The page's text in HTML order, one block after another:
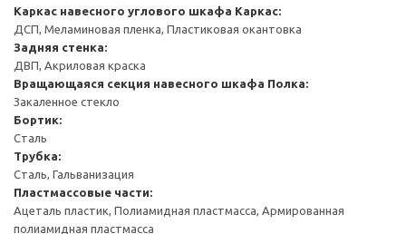
Каркас навесного углового шкафа Каркас:
ДСП, Меламиновая пленка, Пластиковая окантовка
Задняя стенка:
ДВП, Акриловая краска
Вращающаяся секция навесного шкафа Полка:
Закаленное стекло
Бортик:
Сталь
Трубка:
Сталь, Гальванизация
Пластмассовые части:
Ацеталь пластик, Полиамидная пластмасса, Армированная
полиамидная пластмасса